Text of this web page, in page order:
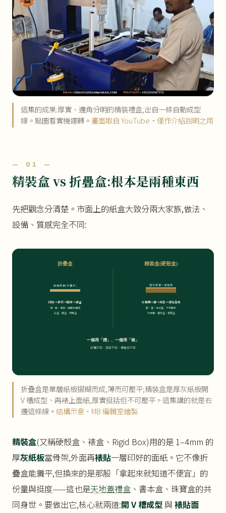
這集的成果:厚實、邊角分明的精裝禮盒,出自一條自動成型
線。點圖看實機運轉。 畫面取自 YouTube・僅作介紹說明之用
— 01 —
精裝盒 vs 折疊盒:根本是兩種東西
先把觀念分清楚。市面上的紙盒大致分兩大家族,做法、
設備、質感完全不同:
折疊盒
單層紙板(可攤平)
印刷→模切→壓線→糊盒
薄、輕、便宜、能壓平運送
彩盒、藥盒、飛機盒
精裝盒(硬殼盒)
厚灰紙板 + 裱面紙
灰板開 V 槽→成型→裱貼面紙
厚、挺、有份量、不可壓平
天地蓋、書本盒、珠寶盒
一個用「摺」、一個用「裱」
設備不同、質感不同、價格也不同
折疊盒是單層紙板摺糊而成,薄而可壓平;精裝盒是厚灰紙板開
V 槽成型、再裱上面紙,厚實挺括但不可壓平。這集講的就是右
邊這條線。結構示意・MB 編輯室繪製
精裝盒(又稱硬殼盒、裱盒、Rigid Box)用的是 1–4mm 的
厚灰紙板當骨架,外面再裱貼一層印好的面紙。它不像折
疊盒能攤平,但換來的是那股「拿起來就知道不便宜」的
份量與挺度——這也是天地蓋禮盒 、書本盒、珠寶盒的共
同身世。要做出它,核心就兩道:開 V 槽成型與裱貼面